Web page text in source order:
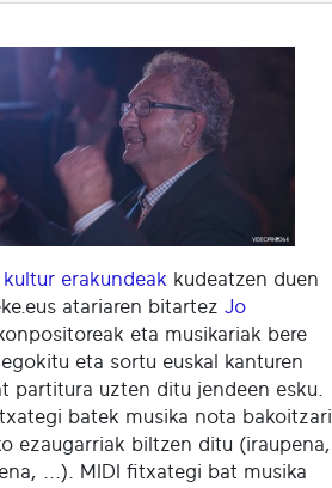
kultur erakundeak kudeatzen duen
atariaren bitartez Jo
eta musikariak bere
eta sortu euskal kanturen
partitura uzten ditu jendeen esku.
batek musika nota bakoitzari
ezaugarriak biltzen ditu (iraupena,
...). MIDI fitxategi bat musika